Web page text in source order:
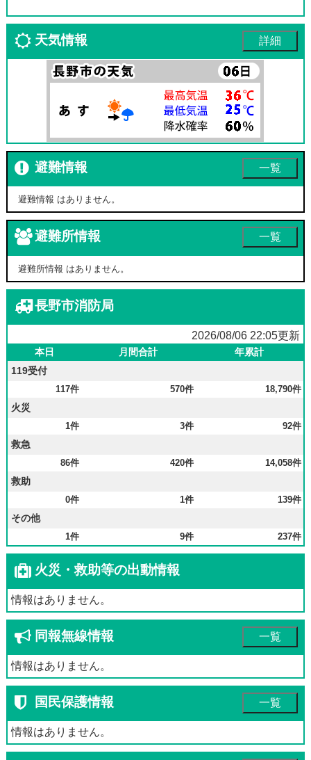
詳細
天気情報
一覧
避難情報
避難情報 はありません。
一覧
避難所情報
避難所情報 はありません。
長野市消防局
2026/08/06 22:05更新
本日 月間合計
年累計
119受付
117件 570件 18,790件
火災
1件 3件 92件
救急
86件 420件 14,058件
救助
0件 1件 139件
その他
1件 9件 237件
火災・救助等の出動情報
情報はありません。
一覧
同報無線情報
情報はありません。
一覧
国民保護情報
情報はありません。